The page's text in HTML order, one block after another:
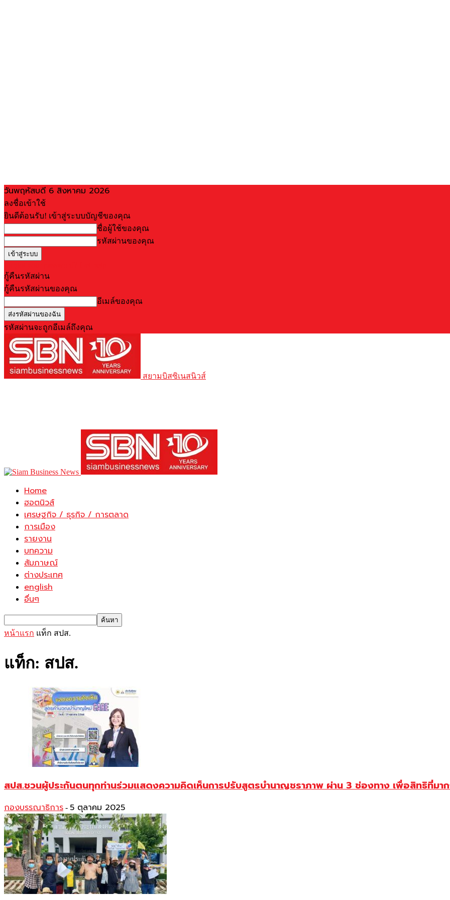
วันพฤหัสบดี 6 สิงหาคม 2026
ลงชื่อเข้าใช้
ยินดีต้อนรับ! เข้าสู่ระบบบัญชีของคุณ
ชื่อผู้ใช้ของคุณ
รหัสผ่านของคุณ
กู้คืนรหัสผ่าน
กู้คืนรหัสผ่านของคุณ
อีเมล์ของคุณ
รหัสผ่านจะถูกอีเมล์ถึงคุณ
สยามบิสซิเนสนิวส์
Home
ฮอตนิวส์
เศรษฐกิจ / ธุรกิจ / การตลาด
การเมือง
รายงาน
บทความ
สัมภาษณ์
ต่างประเทศ
english
อื่นๆ
หน้าแรก แท็ก สปส.
แท็ก: สปส.
สปส.ชวนผู้ประกันตนทุกท่านร่วมแสดงความคิดเห็นการปรับสูตรบำนาญชราภาพ ผ่าน 3 ช่องทาง เพื่อสิทธิที่มา
กองบรรณาธิการ - 5 ตุลาคม 2025